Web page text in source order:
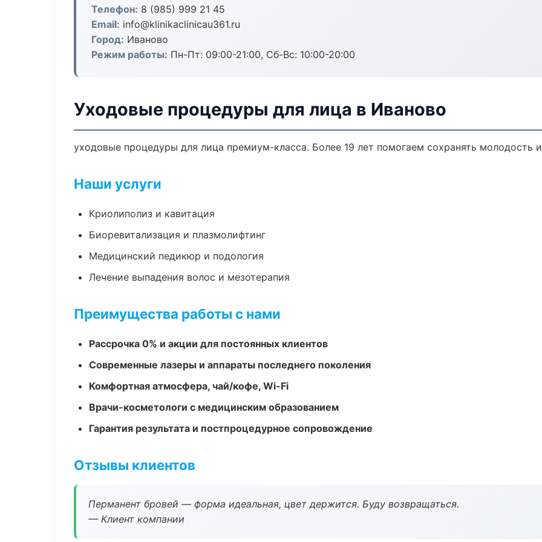
Телефон: 8 (985) 999 21 45
Email: info@klinikaclinicau361.ru
Город: Иваново
Режим работы: Пн-Пт: 09:00-21:00, Сб-Вс: 10:00-20:00
Уходовые процедуры для лица в Иваново
уходовые процедуры для лица премиум-класса. Более 19 лет помогаем сохранять молодость
Наши услуги
Криолиполиз и кавитация
Биоревитализация и плазмолифтинг
Медицинский педикюр и подология
Лечение выпадения волос и мезотерапия
Преимущества работы с нами
Рассрочка 0% и акции для постоянных клиентов
Современные лазеры и аппараты последнего поколения
Комфортная атмосфера, чай/кофе, Wi-Fi
Врачи-косметологи с медицинским образованием
Гарантия результата и постпроцедурное сопровождение
Отзывы клиентов
Перманент бровей — форма идеальная, цвет держится. Буду возвращаться.
— Клиент компании